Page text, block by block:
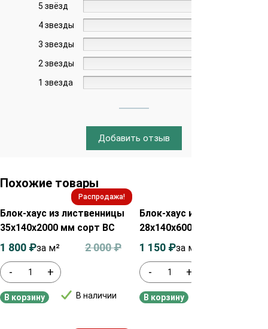
5 звёзд
4 звезды
3 звезды
2 звезды
1 звезда
Добавить отзыв
Похожие товары
Распродажа!
Блок-хаус из лиственницы
35х140х2000 мм сорт ВС
- +
В наличии
2 000₽
1 800 ₽за м²
В корзину
Блок-хаус из сосны/ели
28х140х6000мм сорт АB
- +
1 150 ₽за м²
В корзину